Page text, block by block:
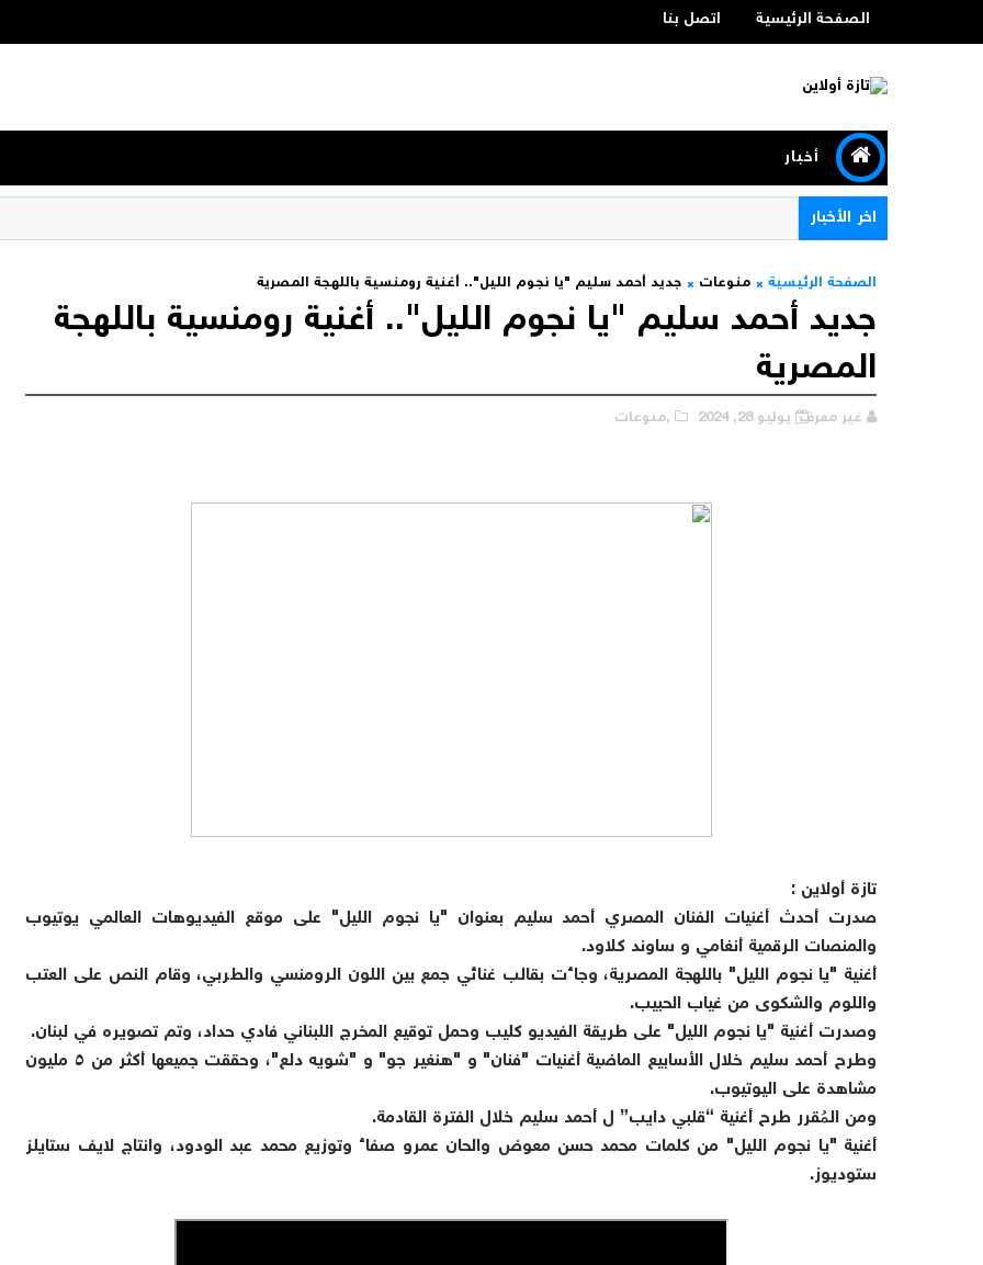
الصفحة الرئيسية اتصل بنا
أخبار
اخر الأخبار
الصفحة الرئيسية منوعات جديد أحمد سليم "يا نجوم الليل".. أغنية رومنسية باللهجة المصرية
جديد أحمد سليم "يا نجوم الليل".. أغنية رومنسية باللهجة
المصرية
غير معرف يوليو 28, 2024 ,منوعات
تازة أولاين :
صدرت أحدث أغنيات الفنان المصري أحمد سليم بعنوان "يا نجوم الليل" على موقع الفيديوهات العالمي يوتيوب
والمنصات الرقمية أنغامي و ساوند كلاود.
أغنية "يا نجوم الليل" باللهجة المصرية، وجاءت بقالب غنائي جمع بين اللون الرومنسي والطربي، وقام النص على العتب
واللوم والشكوى من غياب الحبيب.
وصدرت أغنية "يا نجوم الليل" على طريقة الفيديو كليب وحمل توقيع المخرج اللبناني فادي حداد، وتم تصويره في لبنان.
وطرح أحمد سليم خلال الأسابيع الماضية أغنيات "فنان" و "هنغير جو" و "شويه دلع"، وحققت جميعها أكثر من ٥ مليون
مشاهدة على اليوتيوب.
ومن المُقرر طرح أغنية “قلبي دايب” ل أحمد سليم خلال الفترة القادمة.
أغنية "يا نجوم الليل" من كلمات محمد حسن معوض والحان عمرو صفاء وتوزيع محمد عبد الودود، وانتاج لايف ستايلز
ستوديوز.